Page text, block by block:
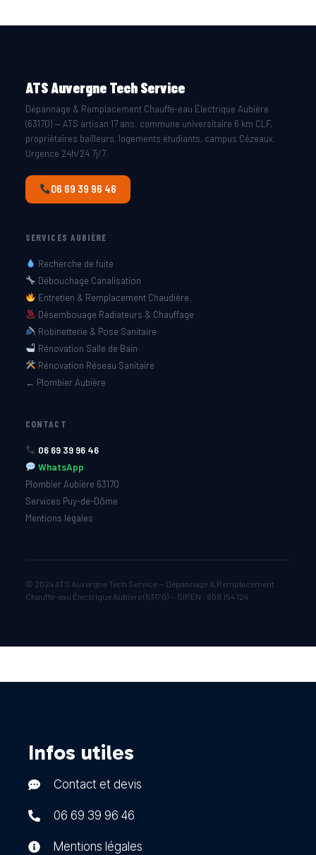
ATS Auvergne Tech Service
Dépannage & Remplacement Chauffe-eau Électrique Aubière
(63170) — ATS artisan 17 ans. commune universitaire 6 km CLF,
propriétaires bailleurs, logements étudiants, campus Cézeaux.
Urgence 24h/24 7j/7.
06 69 39 96 46
SERVICES AUBIÈRE
Recherche de fuite
Débouchage Canalisation
Entretien & Remplacement Chaudière
Désembouage Radiateurs & Chauffage
Robinetterie & Pose Sanitaire
Rénovation Salle de Bain
Rénovation Réseau Sanitaire
← Plombier Aubière
CONTACT
06 69 39 96 46
WhatsApp
Plombier Aubière 63170
Services Puy-de-Dôme
Mentions légales
© 2024 ATS Auvergne Tech Service — Dépannage & Remplacement
Chauffe-eau Électrique Aubière (63170) — SIREN : 808 154 124
Infos utiles
Contact et devis
06 69 39 96 46
Mentions légales